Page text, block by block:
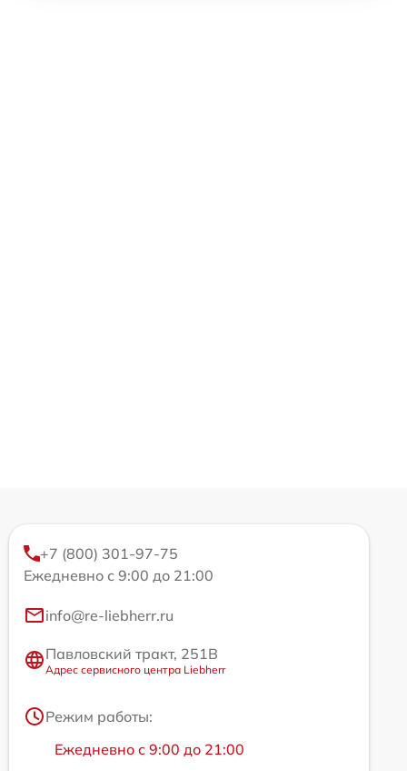
+7 (800) 301-97-75
Ежедневно с 9:00 до 21:00
info@re-liebherr.ru
Павловский тракт, 251В
Адрес сервисного центра Liebherr
Режим работы:
Ежедневно с 9:00 до 21:00